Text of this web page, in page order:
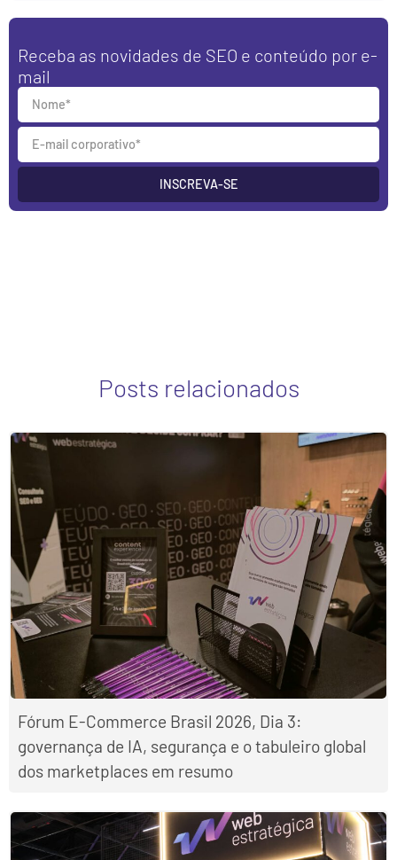
Receba as novidades de SEO e conteúdo por e-
mail
INSCREVA-SE
Posts relacionados
Fórum E-Commerce Brasil 2026, Dia 3:
governança de IA, segurança e o tabuleiro global
dos marketplaces em resumo